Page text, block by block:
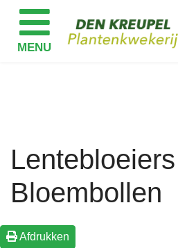
Lentebloeiers
Bloembollen
Afdrukken